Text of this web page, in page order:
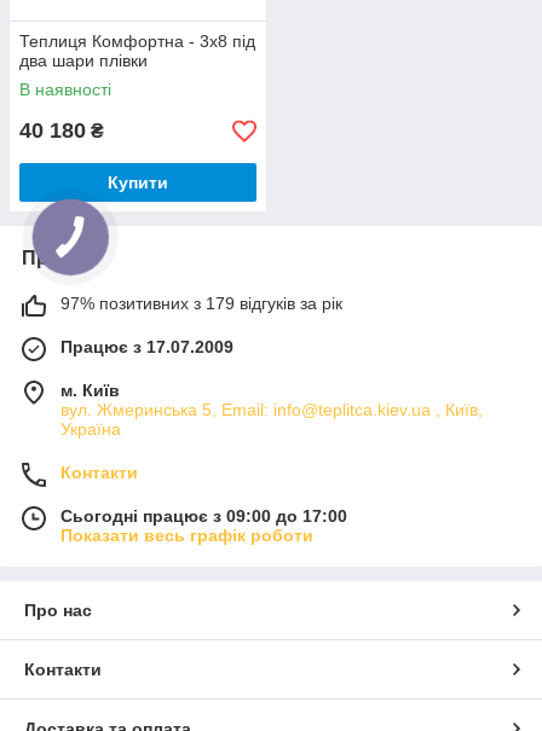
Теплиця Комфортна - 3х8 під
два шари плівки
В наявності
40 180 ₴
Купити
Про нас
97% позитивних з 179 відгуків за рік
Працює з 17.07.2009
м. Київ
вул. Жмеринська 5, Email: info@teplitca.kiev.ua , Київ,
Україна
Контакти
Сьогодні працює з 09:00 до 17:00
Показати весь графік роботи
Про нас
Контакти